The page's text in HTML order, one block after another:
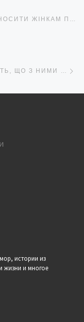
ВІДТІНКИ ПОМАДИ, ЯКІ МОЖНА НОСИТИ ЖІНКАМ ПІСЛЯ 35 РОКІВ
ФОТО ДІТЕЙ, ЧИЇ БАТЬКИ НЕ ЗНАЮТЬ, ЩО З НИМИ РОБИТИ
истории из
жизни и многое